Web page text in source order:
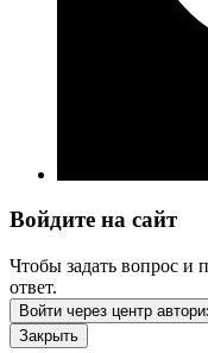
Войдите на сайт
Чтобы задать вопрос и
ответ.
Войти через центр
Закрыть